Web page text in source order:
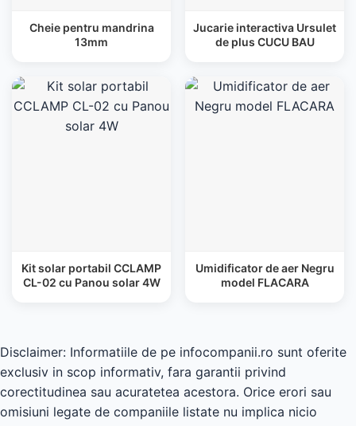
Cheie pentru mandrina
13mm
Jucarie interactiva Ursulet
de plus CUCU BAU
Kit solar portabil CCLAMP
CL-02 cu Panou solar 4W
Umidificator de aer Negru
model FLACARA
Disclaimer: Informatiile de pe infocompanii.ro sunt oferite
exclusiv in scop informativ, fara garantii privind
corectitudinea sau acuratetea acestora. Orice erori sau
omisiuni legate de companiile listate nu implica nicio